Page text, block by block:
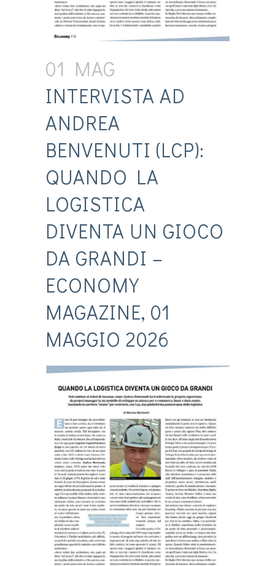
01 MAG
INTERVISTA AD
ANDREA
BENVENUTI (LCP):
QUANDO LA
LOGISTICA
DIVENTA UN GIOCO
DA GRANDI –
ECONOMY
MAGAZINE, 01
MAGGIO 2026